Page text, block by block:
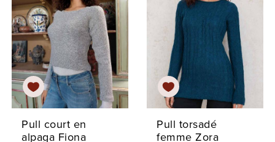
Pull court en
alpaga Fiona
Pull torsadé
femme Zora